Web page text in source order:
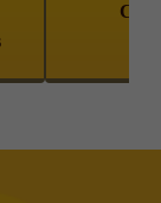
Chás